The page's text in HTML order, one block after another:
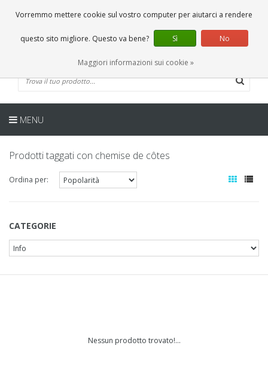
0 Articoli
IT
MENU
Prodotti taggati con chemise de côtes
Ordina per:
CATEGORIE
Nessun prodotto trovato!...
Vorremmo mettere cookie sul vostro computer per aiutarci a rendere
questo sito migliore. Questo va bene? Sì No
Maggiori informazioni sui cookie »